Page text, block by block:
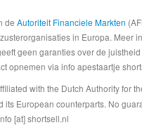
de Autoriteit Financiele Markten
in Europa.
geen garanties over de
opnemen via info apestaartje
with the Dutch Authority for
European counterparts. No
[at] shortsell.nl